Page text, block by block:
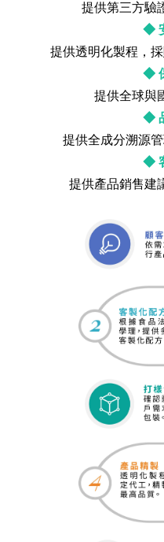
提供第三方驗
◆
提供透明化製程，
◆
提供全球與
◆
提供全成分溯源
◆
提供產品銷售建